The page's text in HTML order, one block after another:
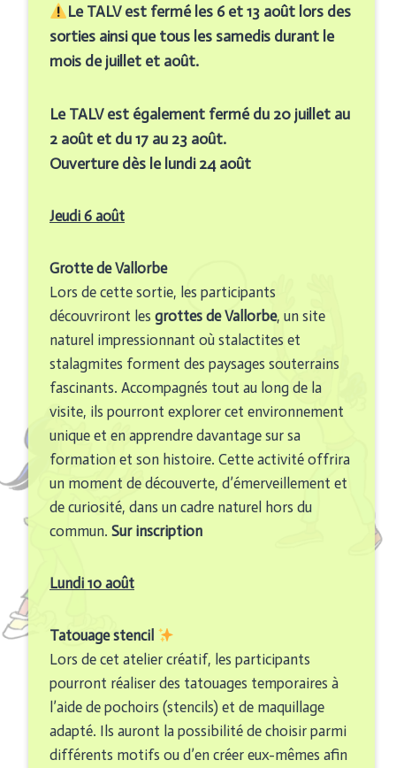
Le TALV est fermé les 6 et 13 août lors des
sorties ainsi que tous les samedis durant le
mois de juillet et août.
Le TALV est également fermé du 20 juillet au
2 août et du 17 au 23 août.
Ouverture dès le lundi 24 août
Jeudi 6 août
Grotte de Vallorbe
Lors de cette sortie, les participants
découvriront les grottes de Vallorbe, un site
naturel impressionnant où stalactites et
stalagmites forment des paysages souterrains
fascinants. Accompagnés tout au long de la
visite, ils pourront explorer cet environnement
unique et en apprendre davantage sur sa
formation et son histoire. Cette activité offrira
un moment de découverte, d’émerveillement et
de curiosité, dans un cadre naturel hors du
commun. Sur inscription
Lundi 10 août
Tatouage stencil
Lors de cet atelier créatif, les participants
pourront réaliser des tatouages temporaires à
l’aide de pochoirs (stencils) et de maquillage
adapté. Ils auront la possibilité de choisir parmi
différents motifs ou d’en créer eux-mêmes afin